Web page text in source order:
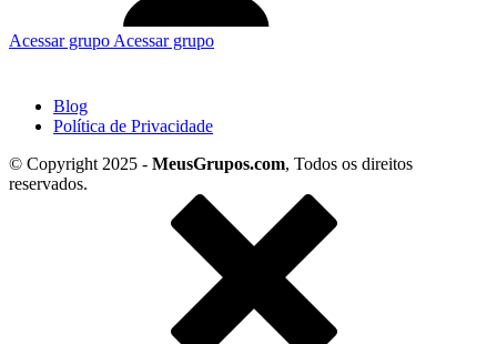
Acessar grupo Acessar grupo
Blog
Política de Privacidade
© Copyright 2025 - MeusGrupos.com, Todos os direitos
reservados.